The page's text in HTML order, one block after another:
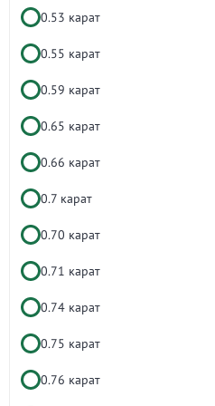
0.53 карат
0.55 карат
0.59 карат
0.65 карат
0.66 карат
0.7 карат
0.70 карат
0.71 карат
0.74 карат
0.75 карат
0.76 карат